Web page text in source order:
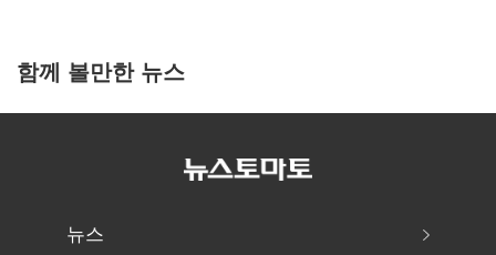
함께 볼만한 뉴스
뉴스